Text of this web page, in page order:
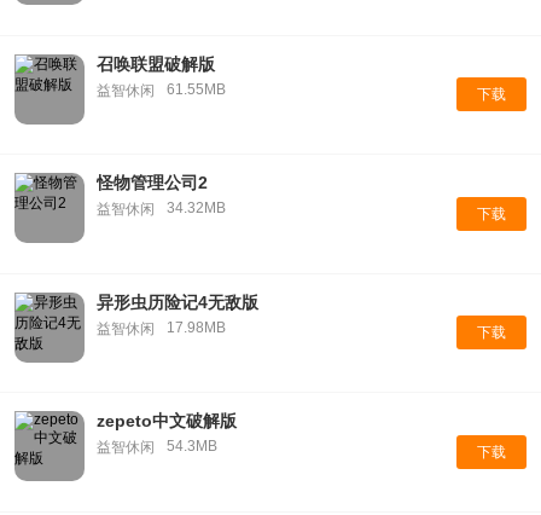
召唤联盟破解版
益智休闲 61.55MB 下载
怪物管理公司2
益智休闲 34.32MB 下载
异形虫历险记4无敌版
益智休闲 17.98MB 下载
zepeto中文破解版
益智休闲 54.3MB 下载